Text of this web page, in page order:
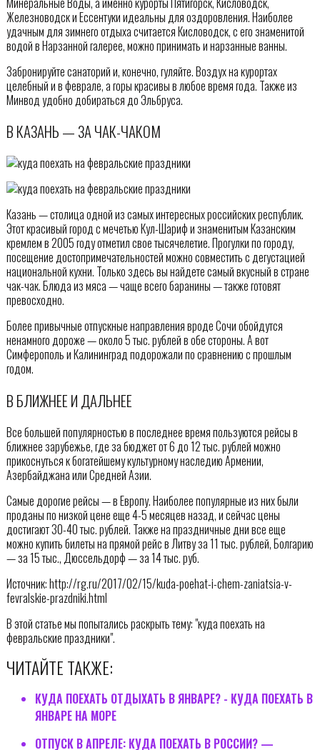
Железноводск и Ессентуки идеальны для оздоровления. Наиболее
удачным для зимнего отдыха считается Кисловодск, с его знаменитой
водой в Нарзанной галерее, можно принимать и нарзанные ванны.
Забронируйте санаторий и, конечно, гуляйте. Воздух на курортах
целебный и в феврале, а горы красивы в любое время года. Также из
Минвод удобно добираться до Эльбруса.
В КАЗАНЬ — ЗА ЧАК-ЧАКОМ
Казань — столица одной из самых интересных российских республик.
Этот красивый город с мечетью Кул-Шариф и знаменитым Казанским
кремлем в 2005 году отметил свое тысячелетие. Прогулки по городу,
посещение достопримечательностей можно совместить с дегустацией
национальной кухни. Только здесь вы найдете самый вкусный в стране
чак-чак. Блюда из мяса — чаще всего баранины — также готовят
превосходно.
Более привычные отпускные направления вроде Сочи обойдутся
ненамного дороже — около 5 тыс. рублей в обе стороны. А вот
Симферополь и Калининград подорожали по сравнению с прошлым
годом.
В БЛИЖНЕЕ И ДАЛЬНЕЕ
Все большей популярностью в последнее время пользуются рейсы в
ближнее зарубежье, где за бюджет от 6 до 12 тыс. рублей можно
прикоснуться к богатейшему культурному наследию Армении,
Азербайджана или Средней Азии.
Самые дорогие рейсы — в Европу. Наиболее популярные из них были
проданы по низкой цене еще 4-5 месяцев назад, и сейчас цены
достигают 30-40 тыс. рублей. Также на праздничные дни все еще
можно купить билеты на прямой рейс в Литву за 11 тыс. рублей, Болгарию
— за 15 тыс., Дюссельдорф — за 14 тыс. руб.
Источник: http://rg.ru/2017/02/15/kuda-poehat-i-chem-zaniatsia-v-
fevralskie-prazdniki.html
В этой статье мы попытались раскрыть тему: "куда поехать на
февральские праздники".
ЧИТАЙТЕ ТАКЖЕ:
КУДА ПОЕХАТЬ ОТДЫХАТЬ В ЯНВАРЕ? - КУДА ПОЕХАТЬ В
ЯНВАРЕ НА МОРЕ
ОТПУСК В АПРЕЛЕ: КУДА ПОЕХАТЬ В РОССИИ? —